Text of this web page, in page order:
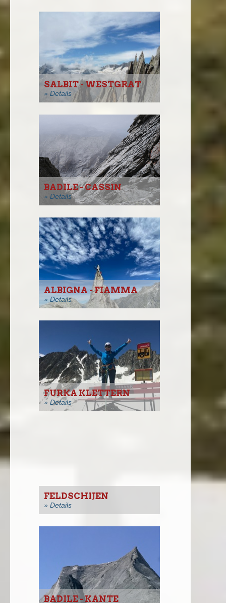
SALBIT - WESTGRAT
» Details
BADILE - CASSIN
» Details
ALBIGNA - FIAMMA
» Details
FURKA KLETTERN
» Details
FELDSCHIJEN
» Details
BADILE - KANTE